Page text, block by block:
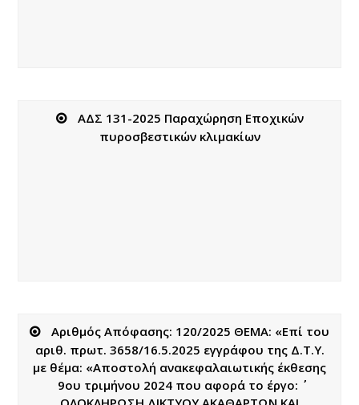
ΑΔΣ 131-2025 Παραχώρηση Εποχικών
πυροσβεστικών κλιμακίων
Αριθμός Απόφασης: 120/2025 ΘΕΜΑ: «Επί του
αριθ. πρωτ. 3658/16.5.2025 εγγράφου της Δ.Τ.Υ.
με θέμα: «Αποστολή ανακεφαλαιωτικής έκθεσης
9ου τριμήνου 2024 που αφορά το έργο: ΄΄